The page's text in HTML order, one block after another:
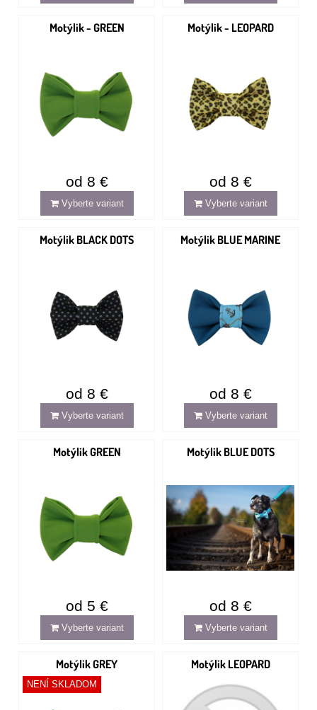
Motýlik - GREEN
od 8 €
Vyberte variant
Motýlik - LEOPARD
od 8 €
Vyberte variant
Motýlik BLACK DOTS
od 8 €
Vyberte variant
Motýlik BLUE MARINE
od 8 €
Vyberte variant
Motýlik GREEN
od 5 €
Vyberte variant
Motýlik BLUE DOTS
od 8 €
Vyberte variant
Motýlik GREY
NENÍ SKLADOM
Motýlik LEOPARD